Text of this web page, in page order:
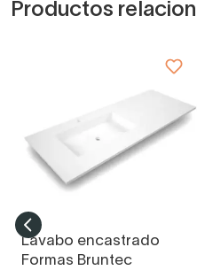
Productos
Lavabo encastrado
Formas Bruntec